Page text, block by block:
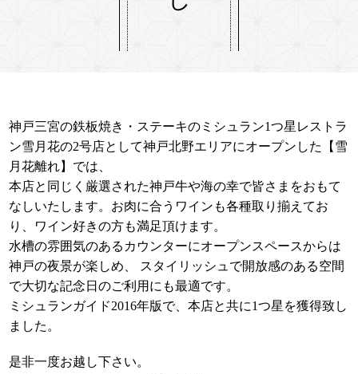
神戸三宮の鉄板焼き・ステーキのミシュラン1つ星レストラ
ン雪月花の2号店として神戸北野エリアにオープンした【雪
月花離れ】では、
本店と同じく厳選された神戸牛や海の幸で皆さまをおもて
なしいたします。お肉に合うワインも各種取り揃えてお
り、ワイン好きの方も満足頂けます。
水槽の雰囲気のあるカウンターにオープンスペースからは
神戸の夜景が楽しめ、 スタイリッシュで開放感のある空間
で大切な記念日のご利用にも最適です。
ミシュランガイド2016年版で、本店と共に1つ星を獲得致し
ました。
是非一度お越し下さい。